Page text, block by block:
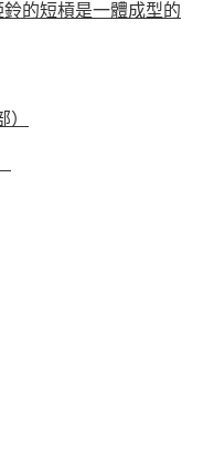
鈴的短槓是一體成型的